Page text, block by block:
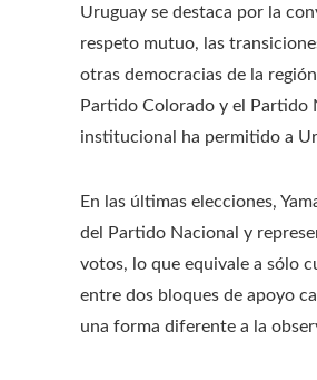
Uruguay se destaca por la
respeto mutuo, las
otras democracias de la
Partido Colorado y el Partido
institucional ha permitido a
En las últimas elecciones,
del Partido Nacional y
votos, lo que equivale a sólo
entre dos bloques de apoyo
una forma diferente a la